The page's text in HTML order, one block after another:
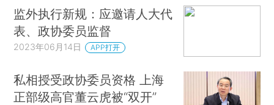
监外执行新规：应邀请人大代
表、政协委员监督
2023年06月14日 APP打开
私相授受政协委员资格 上海
正部级高官董云虎被“双开”